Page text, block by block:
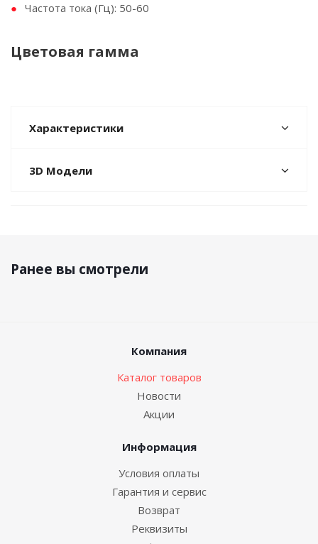
Частота тока (Гц): 50-60
Цветовая гамма
Характеристики
3D Модели
Ранее вы смотрели
Компания
Каталог товаров
Новости
Акции
Информация
Условия оплаты
Гарантия и сервис
Возврат
Реквизиты